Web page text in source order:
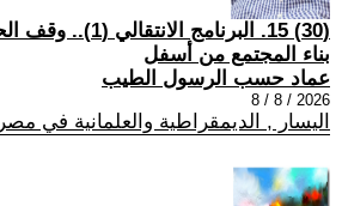
(30) 15. البرنامج
بناء المجتمع من أسفل
عماد حسب الرسول الطيب
2026 / 8 / 8
اليسار , الديمقراطية والعلمانية في